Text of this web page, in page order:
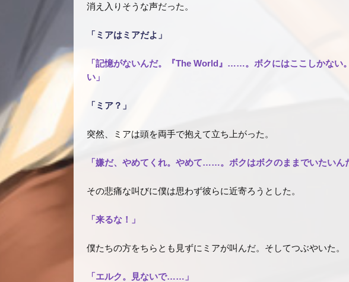
消え入りそうな声だった。
「ミアはミアだよ」
「記憶がないんだ。『The World』……。ボクにはここしかない
い」
「ミア？」
突然、ミアは頭を両手で抱えて立ち上がった。
「嫌だ、やめてくれ。やめて……。ボクはボクのままでいたいん
その悲痛な叫びに僕は思わず彼らに近寄ろうとした。
「来るな！」
僕たちの方をちらとも見ずにミアが叫んだ。そしてつぶやいた。
「エルク。見ないで……」